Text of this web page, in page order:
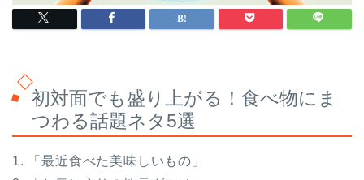
初対面でも盛り上がる！食べ物にま
つわる話題ネタ5選
1. 「最近食べた美味しいもの」